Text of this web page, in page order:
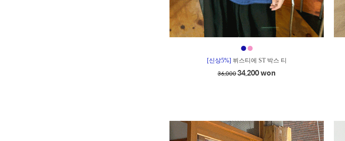
●●
[신상5%] 뷔스티에 ST 박스 티
36,00034,200 won